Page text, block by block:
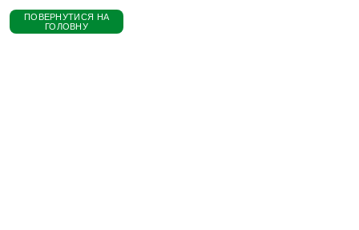
ПОВЕРНУТИСЯ НА
ГОЛОВНУ